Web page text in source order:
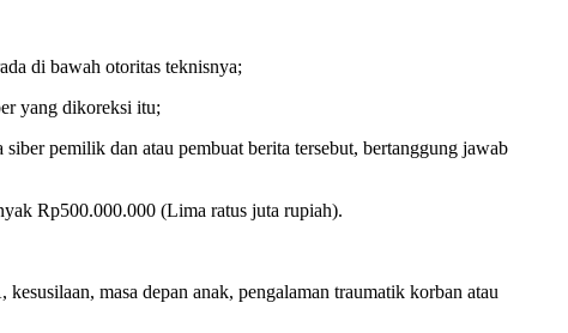
di bawah otoritas teknisnya;
yang dikoreksi itu;
pemilik dan atau pembuat berita tersebut, bertanggung jawab
Rp500.000.000 (Lima ratus juta rupiah).
masa depan anak, pengalaman traumatik korban atau